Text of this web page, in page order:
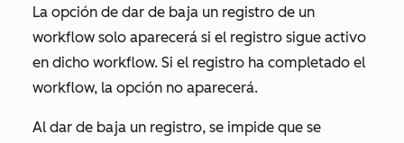
La opción de dar de baja un registro de un
workflow solo aparecerá si el registro sigue activo
en dicho workflow. Si el registro ha completado el
workflow, la opción no aparecerá.
Al dar de baja un registro, se impide que se